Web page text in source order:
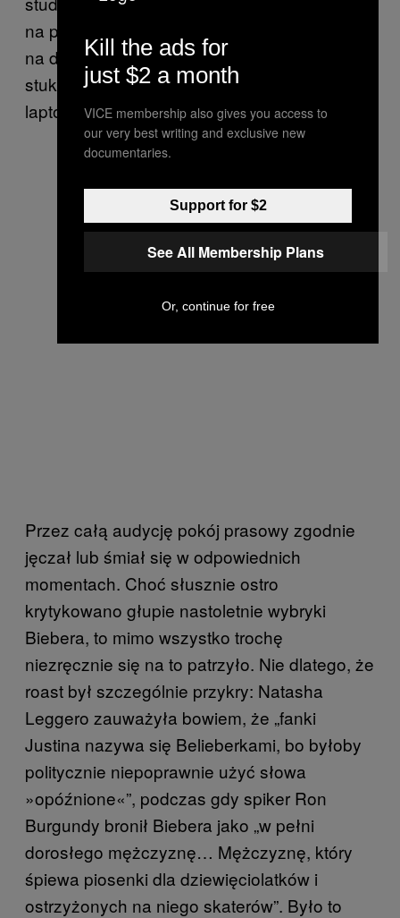
na plastikowych krzesełkach i oglądali roast
na dwóch 40-calowych ekranach. Reporterzy
stukali zapamiętale w klawiatury swoich
laptopów, a ja robiłam notatki w zeszycie.
Przez całą audycję pokój prasowy zgodnie
jęczał lub śmiał się w odpowiednich
momentach. Choć słusznie ostro
krytykowano głupie nastoletnie wybryki
Biebera, to mimo wszystko trochę
niezręcznie się na to patrzyło. Nie dlatego, że
roast był szczególnie przykry: Natasha
Leggero zauważyła bowiem, że „fanki
Justina nazywa się Belieberkami, bo byłoby
politycznie niepoprawnie użyć słowa
»opóźnione«”, podczas gdy spiker Ron
Burgundy bronił Biebera jako „w pełni
dorosłego mężczyznę… Mężczyznę, który
śpiewa piosenki dla dziewięciolatków i
ostrzyżonych na niego skaterów”. Było to
Kill the ads for
just $2 a month
VICE membership also gives you access to
our very best writing and exclusive new
documentaries.
Support for $2
See All Membership Plans
Or, continue for free